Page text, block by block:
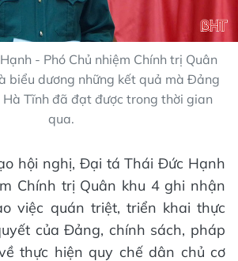
- Phó Chủ nhiệm Chính trị Quân
biểu dương những kết quả mà Đảng
Hà Tĩnh đã đạt được trong thời gian
qua.
hội nghị, Đại tá Thái Đức Hạnh
Chính trị Quân khu 4 ghi nhận
việc quán triệt, triển khai thực
của Đảng, chính sách, pháp
thực hiện quy chế dân chủ cơ